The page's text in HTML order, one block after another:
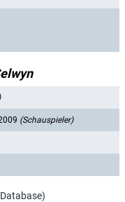
(Schauspieler)